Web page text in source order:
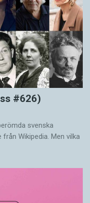
#626)
svenska
Wikipedia. Men vilka